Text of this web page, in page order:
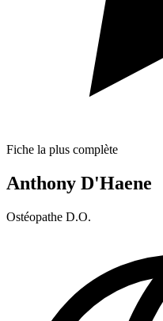
Fiche la plus complète
Anthony D'Haene
Ostéopathe D.O.